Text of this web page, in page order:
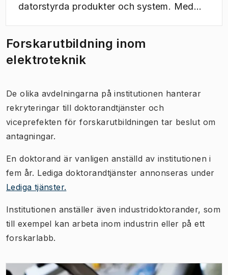
datorstyrda produkter och system. Med
tillämpningar är behovet av högutbildade
ingenjörer stort. Detta program ger dig en
design och förståelse av komplexa,
datorstyrda produkter och system.
Forskarutbildning inom
elektroteknik
De olika avdelningarna på institutionen hanterar
rekryteringar till doktorandtjänster och
viceprefekten för forskarutbildningen tar beslut om
antagningar.
En doktorand är vanligen anställd av institutionen i
fem år. Lediga doktorandtjänster annonseras under
Lediga tjänster.
Institutionen anställer även industridoktorander, som
till exempel kan arbeta inom industrin eller på ett
forskarlabb.